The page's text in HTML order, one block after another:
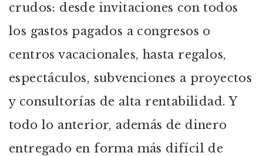
crudos: desde invitaciones con todos
los gastos pagados a congresos o
centros vacacionales, hasta regalos,
espectáculos, subvenciones a proyectos
y consultorías de alta rentabilidad. Y
todo lo anterior, además de dinero
entregado en forma más difícil de